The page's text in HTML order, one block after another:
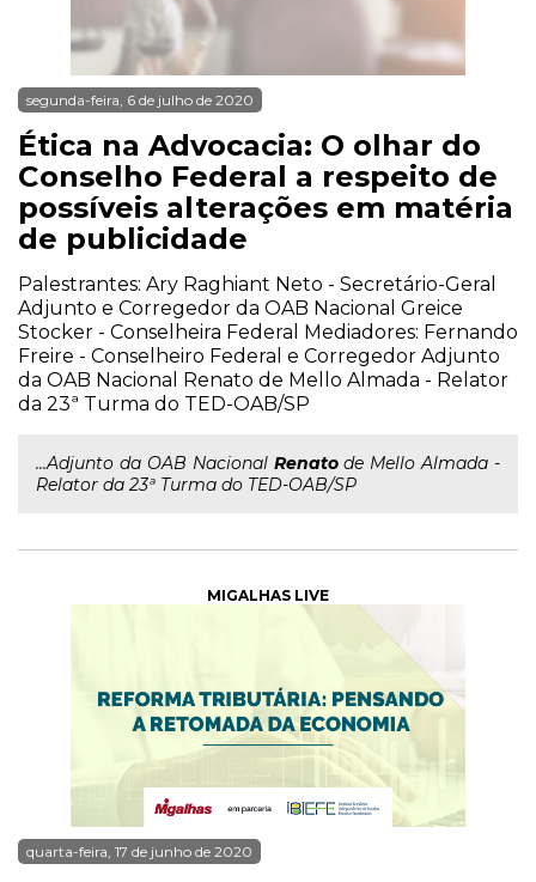
segunda-feira, 6 de julho de 2020
Ética na Advocacia: O olhar do
Conselho Federal a respeito de
possíveis alterações em matéria
de publicidade
Palestrantes: Ary Raghiant Neto - Secretário-Geral
Adjunto e Corregedor da OAB Nacional Greice
Stocker - Conselheira Federal Mediadores: Fernando
Freire - Conselheiro Federal e Corregedor Adjunto
da OAB Nacional Renato de Mello Almada - Relator
da 23ª Turma do TED-OAB/SP
...Adjunto da OAB Nacional Renatode Mello Almada -
Relator da 23ª Turma do TED-OAB/SP
MIGALHAS LIVE
quarta-feira, 17 de junho de 2020